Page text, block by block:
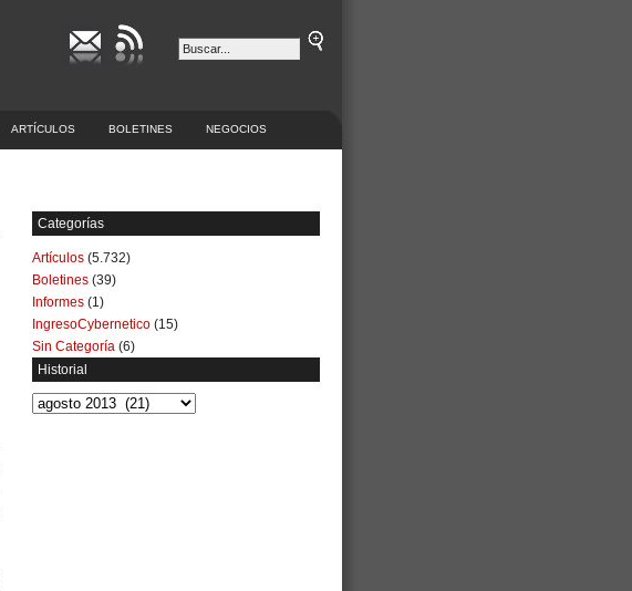
ARTÍCULOS BOLETINES NEGOCIOS
Categorías
Artículos (5.732)
Boletines (39)
Informes (1)
IngresoCybernetico (15)
Sin Categoría (6)
Historial
Historial